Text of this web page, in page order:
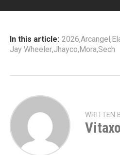
In this article: 2026,Arcangel,
Jay Wheeler,Jhayco,Mora,Sech
WRITTEN
Vitaxo